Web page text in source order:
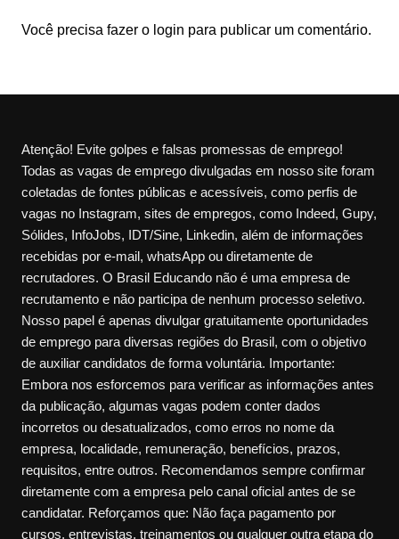
Você precisa fazer o login para publicar um comentário.
Atenção! Evite golpes e falsas promessas de emprego!
Todas as vagas de emprego divulgadas em nosso site foram
coletadas de fontes públicas e acessíveis, como perfis de
vagas no Instagram, sites de empregos, como Indeed, Gupy,
Sólides, InfoJobs, IDT/Sine, Linkedin, além de informações
recebidas por e-mail, whatsApp ou diretamente de
recrutadores. O Brasil Educando não é uma empresa de
recrutamento e não participa de nenhum processo seletivo.
Nosso papel é apenas divulgar gratuitamente oportunidades
de emprego para diversas regiões do Brasil, com o objetivo
de auxiliar candidatos de forma voluntária. Importante:
Embora nos esforcemos para verificar as informações antes
da publicação, algumas vagas podem conter dados
incorretos ou desatualizados, como erros no nome da
empresa, localidade, remuneração, benefícios, prazos,
requisitos, entre outros. Recomendamos sempre confirmar
diretamente com a empresa pelo canal oficial antes de se
candidatar. Reforçamos que: Não faça pagamento por
cursos, entrevistas, treinamentos ou qualquer outra etapa do